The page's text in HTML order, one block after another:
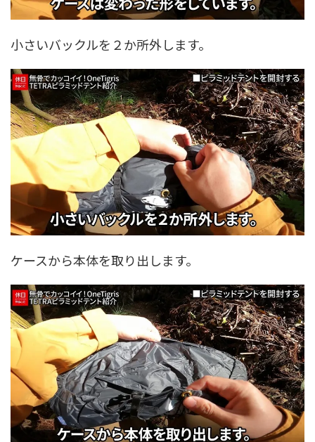
小さいバックルを２か所外します。
ケースから本体を取り出します。